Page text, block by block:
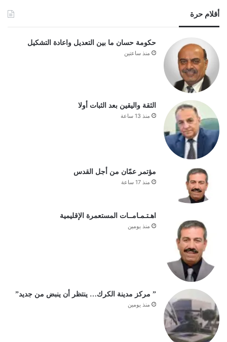
أقلام حرة
حكومة حسان ما بين التعديل واعادة التشكيل
منذ ساعتين
الثقة واليقين بعد الثبات أولا
منذ 13 ساعة
مؤتمر عمّان من أجل القدس
منذ 17 ساعة
اهـتـمـامــات المستعمرة الإقليمية
منذ يومين
” مركز مدينة الكرك… ينتظر أن ينبض من جديد”
منذ يومين